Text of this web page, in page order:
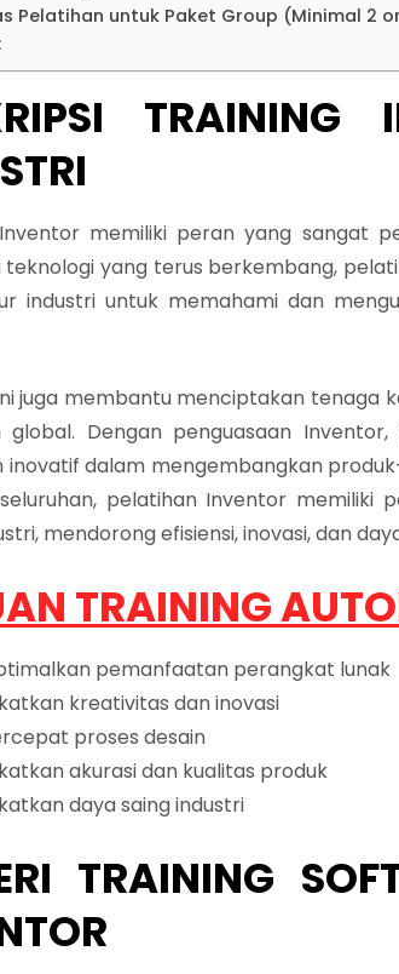
Pelatihan untuk Paket Group (Minimal 2
TRAINING
memiliki peran yang sangat
teknologi yang terus berkembang,
industri untuk memahami dan
juga membantu menciptakan tenaga
global. Dengan penguasaan
inovatif dalam mengembangkan
pelatihan Inventor memiliki
mendorong efisiensi, inovasi, dan
TRAINING
pemanfaatan perangkat lunak
kreativitas dan inovasi
proses desain
akurasi dan kualitas produk
daya saing industri
TRAINING